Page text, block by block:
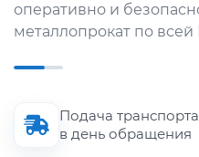
оперативно и
металлопрокат по всей
Подача транспорта
в день обращения